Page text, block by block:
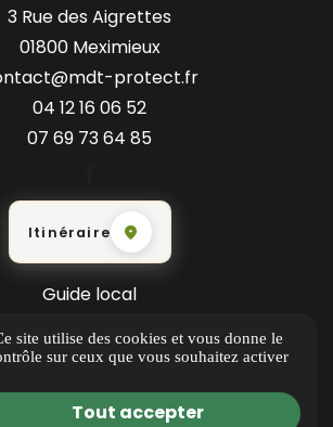
3 Rue des Aigrettes
01800 Meximieux
protect.fr
04 12 16 06 52
07 69 73 64 85
Itinéraire
Guide local
complémentaires
Mentions légales
Gestion des cookies
site utilise des cookies et vous donne le
sur ceux que vous souhaitez activer
Tout accepter